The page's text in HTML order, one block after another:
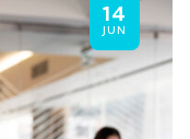
14
JUN